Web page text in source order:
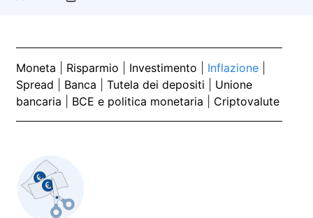
Moneta Risparmio Investimento Inflazione
Spread
Banca Tutela dei depositi
Unione
bancaria
BCE e politica monetaria Criptovalute